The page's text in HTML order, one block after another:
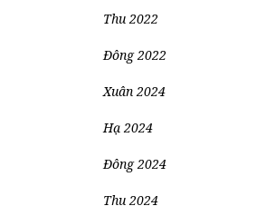
Thu 2022
Đông 2022
Xuân 2024
Hạ 2024
Đông 2024
Thu 2024